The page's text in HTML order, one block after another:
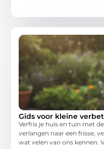
Gids voor kleine
Verfris je huis en tuin met
verlangen naar een frisse,
wat velen van ons kennen.